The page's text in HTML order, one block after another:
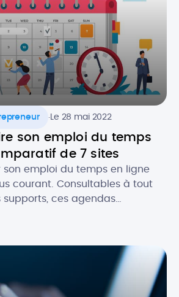
.Le 28 mai 2022
son emploi du temps
de 7 sites
son emploi du temps en ligne
courant. Consultables à tout
supports, ces agendas
quels sont les atouts de
? Quels logiciels utiliser pour